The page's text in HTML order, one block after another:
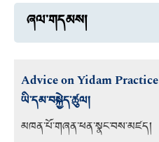
ཞལ་གདམས།
Advice on Yidam Practice
ཡི་དམ་བསྐྱེད་ཚུལ།
མཁན་པོ་གཞན་ཕན་སྣང་བས་མཛད།